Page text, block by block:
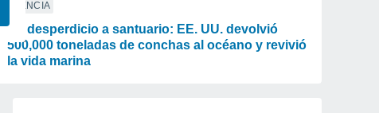
CIENCIA
De desperdicio a santuario: EE. UU. devolvió
500,000 toneladas de conchas al océano y revivió
la vida marina